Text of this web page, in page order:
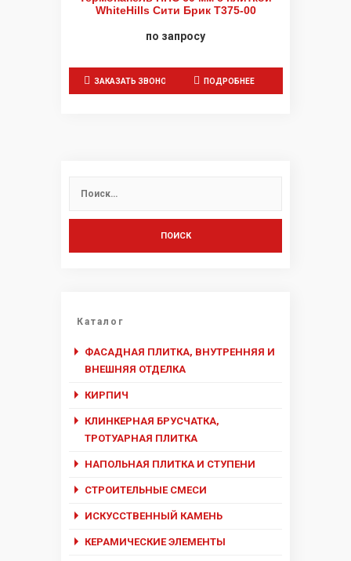
WhiteHills Сити Брик Т375-00
по запросу
ЗАКАЗАТЬ ЗВОНОК ПОДРОБНЕЕ
Каталог
ФАСАДНАЯ ПЛИТКА, ВНУТРЕННЯЯ И
ВНЕШНЯЯ ОТДЕЛКА
КИРПИЧ
КЛИНКЕРНАЯ БРУСЧАТКА,
ТРОТУАРНАЯ ПЛИТКА
НАПОЛЬНАЯ ПЛИТКА И СТУПЕНИ
СТРОИТЕЛЬНЫЕ СМЕСИ
ИСКУССТВЕННЫЙ КАМЕНЬ
КЕРАМИЧЕСКИЕ ЭЛЕМЕНТЫ